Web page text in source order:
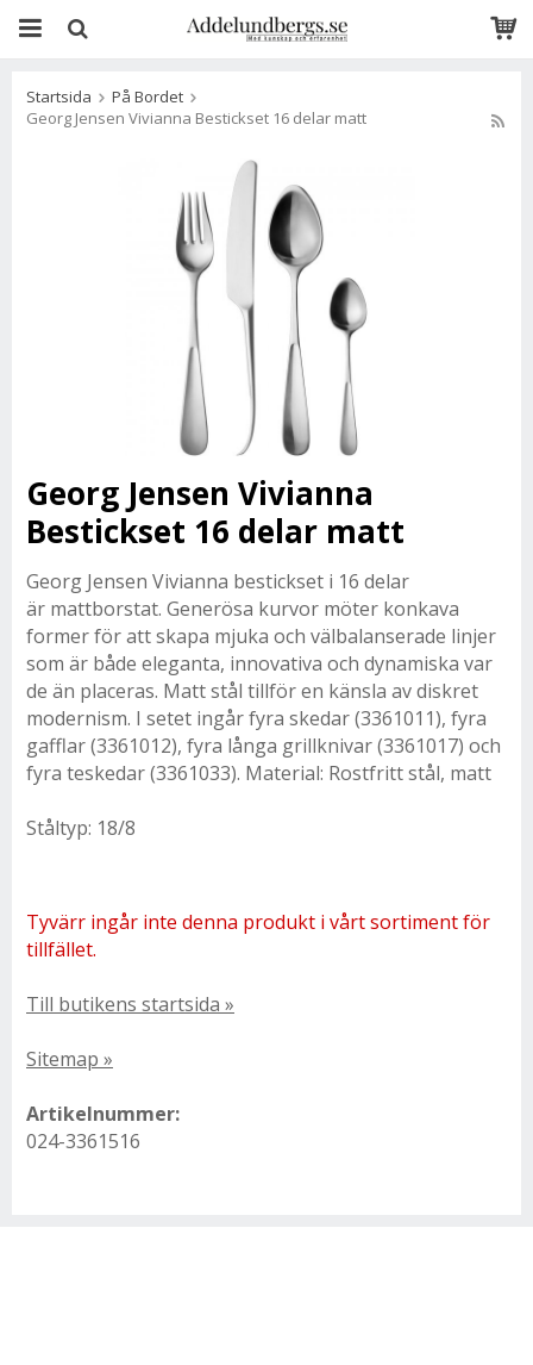
Startsida
På Bordet
Georg Jensen Vivianna Bestickset 16 delar matt
Georg Jensen Vivianna
Bestickset 16 delar matt
Georg Jensen Vivianna bestickset i 16 delar
är mattborstat. Generösa kurvor möter konkava
former för att skapa mjuka och välbalanserade linjer
som är både eleganta, innovativa och dynamiska var
de än placeras. Matt stål tillför en känsla av diskret
modernism. I setet ingår fyra skedar (3361011), fyra
gafflar (3361012), fyra långa grillknivar (3361017) och
fyra teskedar (3361033). Material: Rostfritt stål, matt
Ståltyp: 18/8
Tyvärr ingår inte denna produkt i vårt sortiment för
tillfället.
Till butikens startsida »
Sitemap »
Artikelnummer:
024-3361516